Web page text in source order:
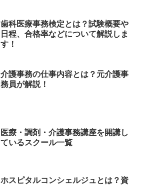
歯科医療事務検定とは？試験概要や
日程、合格率などについて解説しま
す！
介護事務の仕事内容とは？元介護事
務員が解説！
医療・調剤・介護事務講座を開講し
ているスクール一覧
ホスピタルコンシェルジュとは？資